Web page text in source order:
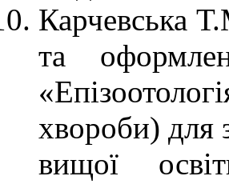
Карчевська
та
хвороби) для
вищої